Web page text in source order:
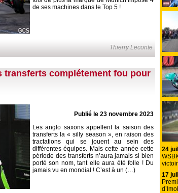
de ses machines dans le Top 5 !
Thierry Leconte
transferts complétement fou pour
Publié le 23 novembre 2023
Les anglo saxons appellent la saison des
transferts la « silly season », en raison des
tractations qui se jouent au sein des
différentes équipes. Mais cette année cette
période des transferts n’aura jamais si bien
porté son nom, tant elle aura été folle ! Du
jamais vu en mondial ! C’est à un (…)
24
17